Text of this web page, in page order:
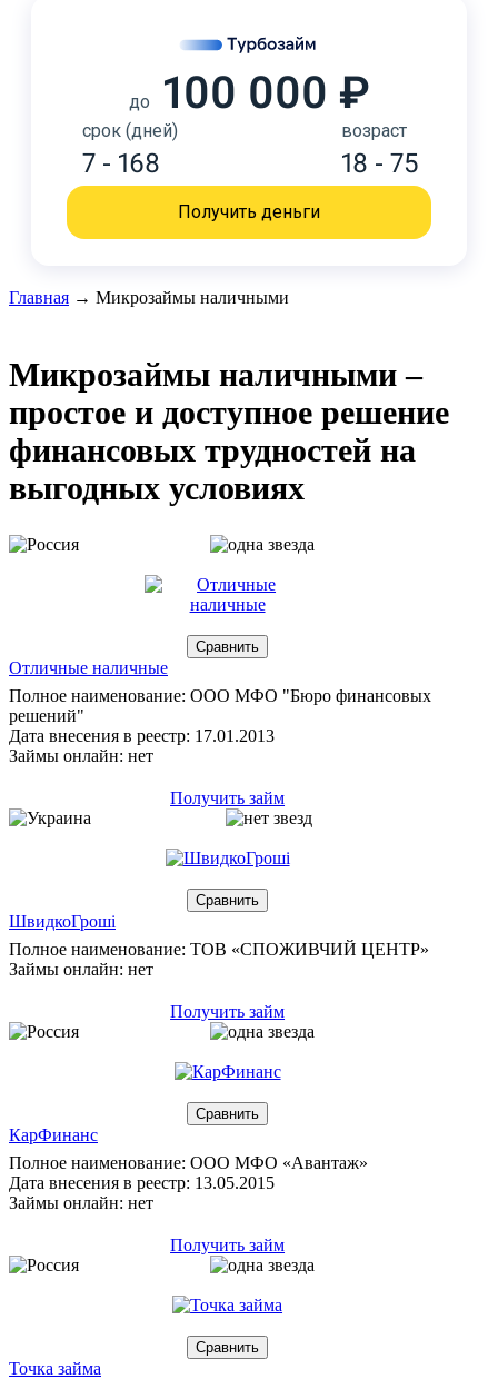
до 100 000 ₽
срок (дней)
7 - 168
возраст
18 - 75
Получить деньги
Главная → Микрозаймы наличными
Микрозаймы наличными –
простое и доступное решение
финансовых трудностей на
выгодных условиях
Отличные наличные
Полное наименование: ООО МФО "Бюро финансовых
решений"
Дата внесения в реестр: 17.01.2013
Займы онлайн: нет
Получить займ
ШвидкоГрошi
Полное наименование: ТОВ «СПОЖИВЧИЙ ЦЕНТР»
Займы онлайн: нет
Получить займ
КарФинанс
Полное наименование: ООО МФО «Авантаж»
Дата внесения в реестр: 13.05.2015
Займы онлайн: нет
Получить займ
Точка займа